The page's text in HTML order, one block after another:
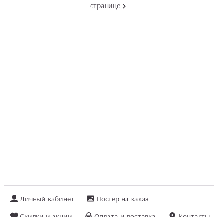
странице
Личный кабинет
Постер на заказ